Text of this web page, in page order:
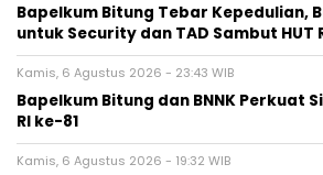
Bapelkum Bitung Tebar Kepedulian,
untuk Security dan TAD Sambut HUT
Kamis, 6 Agustus 2026 - 23:43 WIB
Bapelkum Bitung dan BNNK Perkuat
RI ke-81
Kamis, 6 Agustus 2026 - 19:32 WIB